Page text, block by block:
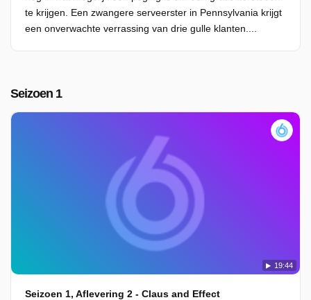
te krijgen. Een zwangere serveerster in Pennsylvania krijgt
een onverwachte verrassing van drie gulle klanten....
Seizoen 1
19:44
Seizoen 1, Aflevering 2 - Claus and Effect